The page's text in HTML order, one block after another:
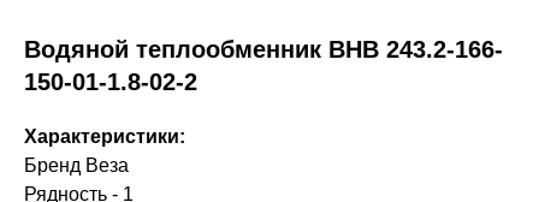
Водяной теплообменник ВНВ 243.2-166-
150-01-1.8-02-2
Характеристики:
Бренд Веза
Рядность - 1